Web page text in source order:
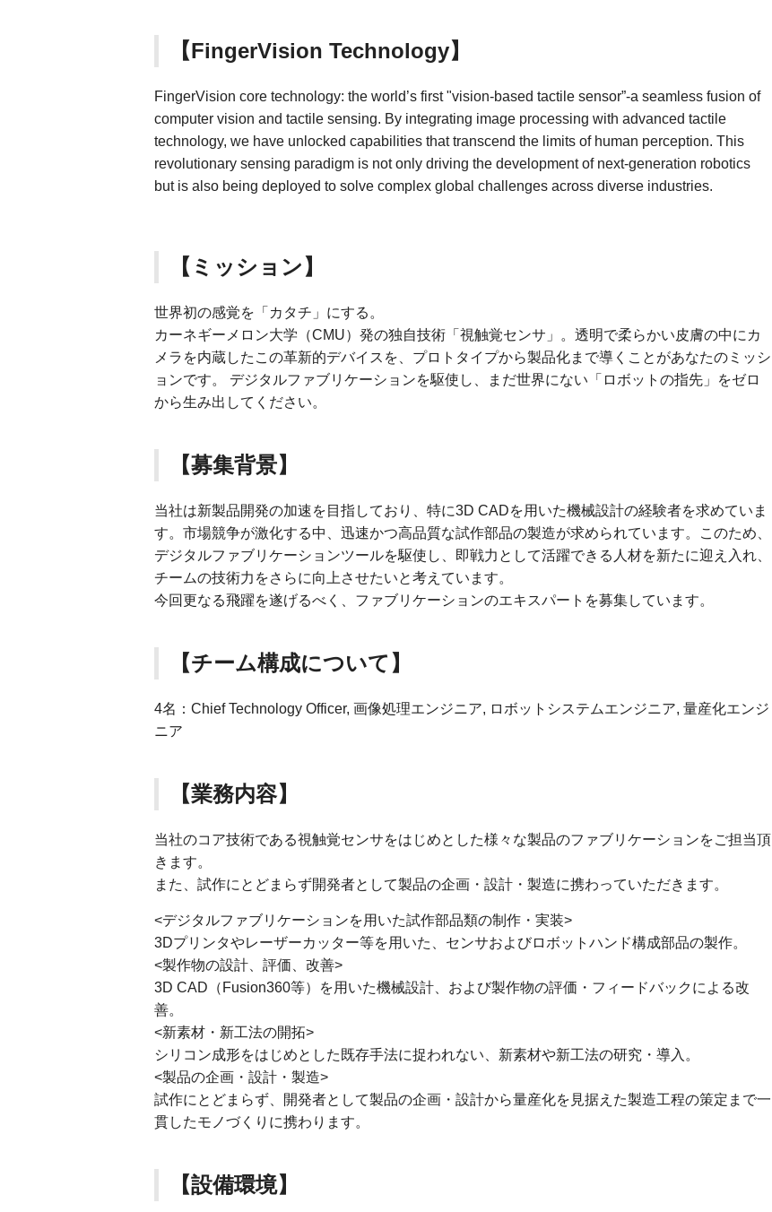
【FingerVision Technology】
FingerVision core technology: the world’s first "vision-based tactile sensor”-a seamless fusion of
computer vision and tactile sensing. By integrating image processing with advanced tactile
technology, we have unlocked capabilities that transcend the limits of human perception. This
revolutionary sensing paradigm is not only driving the development of next-generation robotics
but is also being deployed to solve complex global challenges across diverse industries.
【ミッション】
世界初の感覚を「カタチ」にする。
カーネギーメロン大学（CMU）発の独自技術「視触覚センサ」。透明で柔らかい皮膚の中にカ
メラを内蔵したこの革新的デバイスを、プロトタイプから製品化まで導くことがあなたのミッシ
ョンです。 デジタルファブリケーションを駆使し、まだ世界にない「ロボットの指先」をゼロ
から生み出してください。
【募集背景】
当社は新製品開発の加速を目指しており、特に3D CADを用いた機械設計の経験者を求めていま
す。市場競争が激化する中、迅速かつ高品質な試作部品の製造が求められています。このため、
デジタルファブリケーションツールを駆使し、即戦力として活躍できる人材を新たに迎え入れ、
チームの技術力をさらに向上させたいと考えています。
今回更なる飛躍を遂げるべく、ファブリケーションのエキスパートを募集しています。
【チーム構成について】
4名：Chief Technology Officer, 画像処理エンジニア, ロボットシステムエンジニア, 量産化エンジ
ニア
【業務内容】
当社のコア技術である視触覚センサをはじめとした様々な製品のファブリケーションをご担当頂
きます。
また、試作にとどまらず開発者として製品の企画・設計・製造に携わっていただきます。
<デジタルファブリケーションを用いた試作部品類の制作・実装>
3Dプリンタやレーザーカッター等を用いた、センサおよびロボットハンド構成部品の製作。
<製作物の設計、評価、改善>
3D CAD（Fusion360等）を用いた機械設計、および製作物の評価・フィードバックによる改
善。
<新素材・新工法の開拓>
シリコン成形をはじめとした既存手法に捉われない、新素材や新工法の研究・導入。
<製品の企画・設計・製造>
試作にとどまらず、開発者として製品の企画・設計から量産化を見据えた製造工程の策定まで一
貫したモノづくりに携わります。
【設備環境】